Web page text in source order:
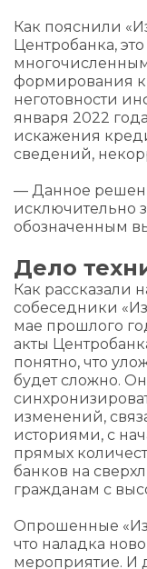
Как пояснили
Центробанка,
формирования
неготовности
января 2022
искажения
сведений,
— Данное
исключительно
обозначенным
Дело
Как рассказали
собеседники
мае прошлого
акты
понятно, что
будет сложно.
изменений,
историями, с
прямых
банков на
гражданам с
Опрошенные
что наладка
мероприятие. И